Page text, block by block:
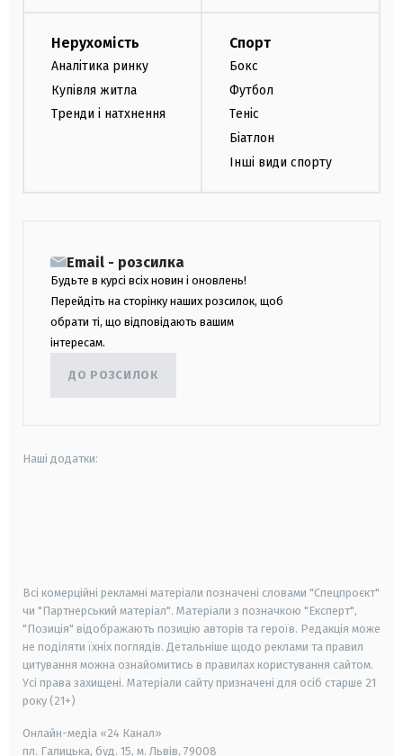
Нерухомість
Аналітика ринку
Купівля житла
Тренди і натхнення
Спорт
Бокс
Футбол
Теніс
Біатлон
Інші види спорту
Email - розсилка
Будьте в курсі всіх новин і оновлень!
Перейдіть на сторінку наших розсилок, щоб
обрати ті, що відповідають вашим
інтересам.
ДО РОЗСИЛОК
Наші додатки:
Всі комерційні рекламні матеріали позначені словами "Спецпроєкт"
чи "Партнерський матеріал". Матеріали з позначкою "Експерт",
"Позиція" відображають позицію авторів та героїв. Редакція може
не поділяти їхніх поглядів. Детальніше щодо реклами та правил
цитування можна ознайомитись в правилах користування сайтом.
Усі права захищені. Матеріали сайту призначені для осіб старше 21
року (21+)
Онлайн-медіа «24 Канал»
пл. Галицька, буд. 15, м. Львів, 79008